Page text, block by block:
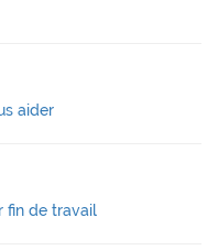
aider
fin de travail